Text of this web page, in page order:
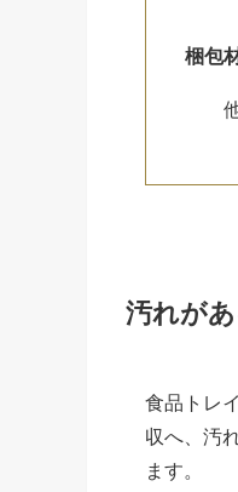
梱包
汚れが
食品トレ
収へ、汚
ます。